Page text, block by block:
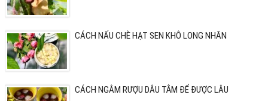
CÁCH NẤU CHÈ HẠT SEN KHÔ LONG NHÃN
CÁCH NGÂM RƯỢU DÂU TẰM ĐỂ ĐƯỢC LÂU